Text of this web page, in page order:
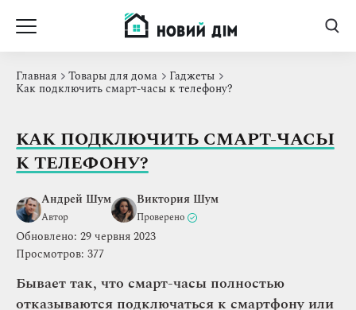
Главная Товары для дома Гаджеты
Как подключить смарт-часы к телефону?
КАК ПОДКЛЮЧИТЬ СМАРТ-ЧАСЫ
К ТЕЛЕФОНУ?
Андрей Шум
Автор
Виктория Шум
Проверено
Обновлено: 29 червня 2023
Просмотров: 377
Бывает так, что смарт-часы полностью
отказываются подключаться к смартфону или